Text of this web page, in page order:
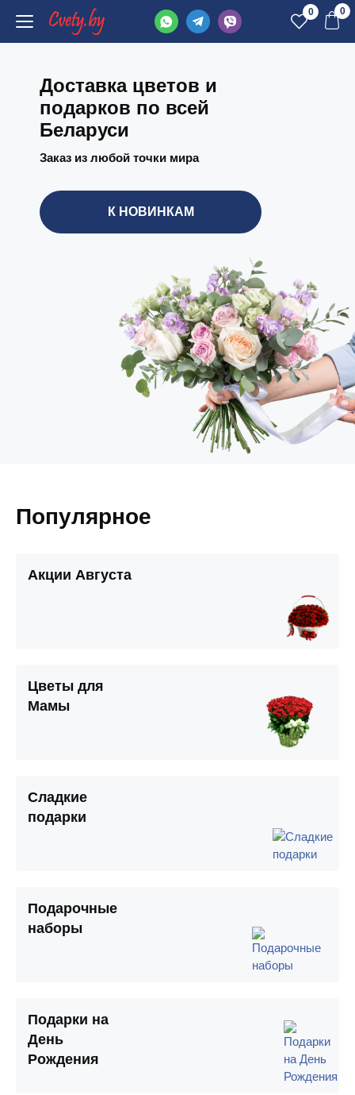
0 0
Доставка цветов и
подарков по всей
Беларуси
Заказ из любой точки мира
К НОВИНКАМ
Популярное
Акции Августа
Цветы для
Мамы
Сладкие
подарки
Подарочные
наборы
Подарки на
День
Рождения